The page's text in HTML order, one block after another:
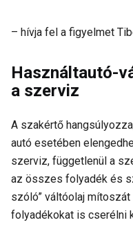
– hívja fel a figyelmet
Használtautó-
a szerviz
A szakértő
autó esetében
szerviz, függetlenül a
az összes folyadék és
szóló” váltóolaj
folyadékokat is cserélni